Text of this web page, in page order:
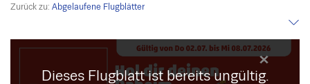
Zurück zu: Abgelaufene Flugblätter
Dieses Flugblatt ist bereits ungültig.